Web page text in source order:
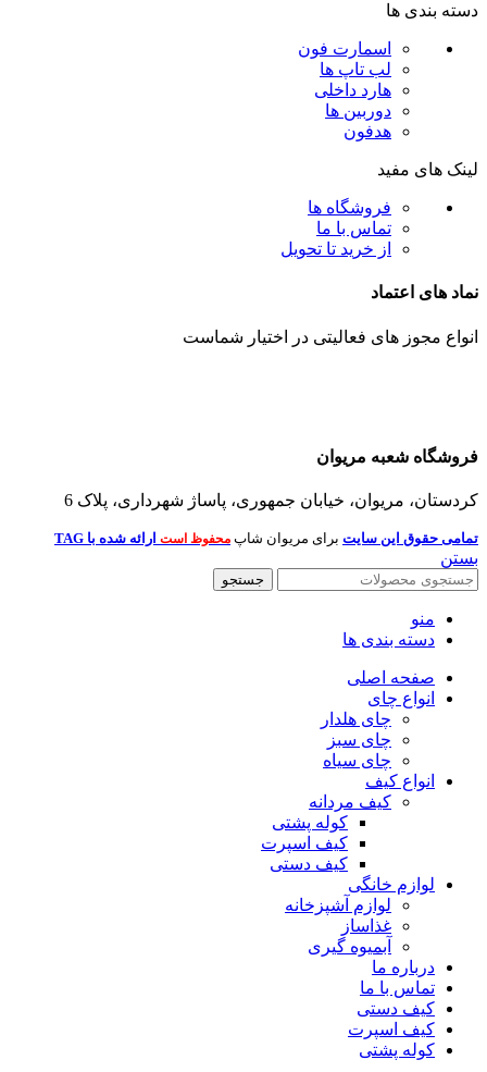
دسته بندی ها
اسمارت فون
لب تاپ ها
هارد داخلی
دوربین ها
هدفون
لینک های مفید
فروشگاه ها
تماس با ما
از خرید تا تحویل
نماد های اعتماد
انواع مجوز های فعالیتی در اختیار شماست
فروشگاه شعبه مریوان
کردستان، مریوان، خیابان جمهوری، پاساژ شهرداری، پلاک 6
تمامی حقوق این سایت برای مریوان شاپ محفوظ است ارائه شده با TAG
بستن
جستجو
منو
دسته بندی ها
صفحه اصلی
انواع چای
چای هلدار
چای سبز
چای سیاه
انواع کیف
کیف مردانه
کوله پشتی
کیف اسپرت
کیف دستی
لوازم خانگی
لوازم آشپزخانه
غذاساز
آبمیوه گیری
درباره ما
تماس با ما
کیف دستی
کیف اسپرت
کوله پشتی